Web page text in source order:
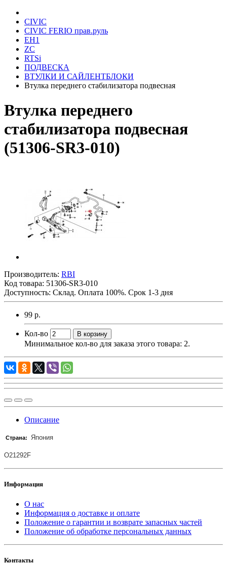
CIVIC
CIVIC FERIO прав.руль
EH1
ZC
RTSi
ПОДВЕСКА
ВТУЛКИ И САЙЛЕНТБЛОКИ
Втулка переднего стабилизатора подвесная
Втулка переднего
стабилизатора подвесная
(51306-SR3-010)
Производитель: RBI
Код товара: 51306-SR3-010
Доступность: Склад. Оплата 100%. Срок 1-3 дня
99 р.
Кол-во В корзину
Минимальное кол-во для заказа этого товара: 2.
Описание
Страна: Япония
O21292F
Информация
О нас
Информация о доставке и оплате
Положение о гарантии и возврате запасных частей
Положение об обработке персональных данных
Контакты